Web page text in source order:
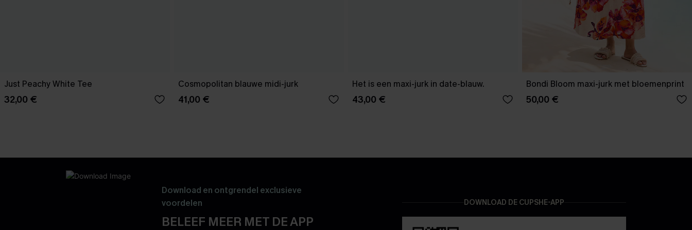
Just Peachy White Tee
32,00 €
Cosmopolitan blauwe midi-jurk
41,00 €
Het is een maxi-jurk in date-blauw.
43,00 €
Bondi Bloom maxi-jurk met bloemenprint
50,00 €
Download en ontgrendel exclusieve
voordelen
BELEEF MEER MET DE APP
DOWNLOAD DE CUPSHE-APP